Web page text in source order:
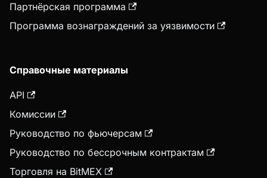
Партнёрская программа
Программа вознаграждений за уязвимости
Справочные материалы
API
Комиссии
Руководство по фьючерсам
Руководство по бессрочным контрактам
Торговля на BitMEX